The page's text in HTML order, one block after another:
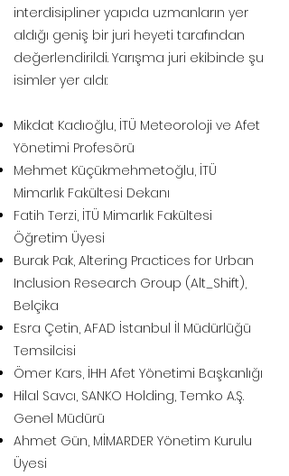
interdisipliner yapıda uzmanların yer
aldığı geniş bir juri heyeti tarafından
değerlendirildi. Yarışma juri ekibinde şu
isimler yer aldı:
Mikdat Kadıoğlu, İTÜ Meteoroloji ve Afet
Yönetimi Profesörü
Mehmet Küçükmehmetoğlu, İTÜ
Mimarlık Fakültesi Dekanı
Fatih Terzi, İTÜ Mimarlık Fakültesi
Öğretim Üyesi
Burak Pak, Altering Practices for Urban
Inclusion Research Group (Alt_Shift),
Belçika
Esra Çetin, AFAD İstanbul İl Müdürlüğü
Temsilcisi
Ömer Kars, İHH Afet Yönetimi Başkanlığı
Hilal Savcı, SANKO Holding, Temko A.Ş.
Genel Müdürü
Ahmet Gün, MİMARDER Yönetim Kurulu
Üyesi